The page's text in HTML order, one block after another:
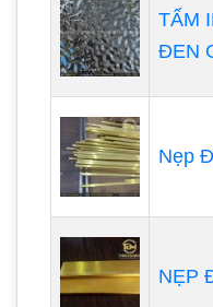
TẤM
ĐEN
Nẹp
NẸP